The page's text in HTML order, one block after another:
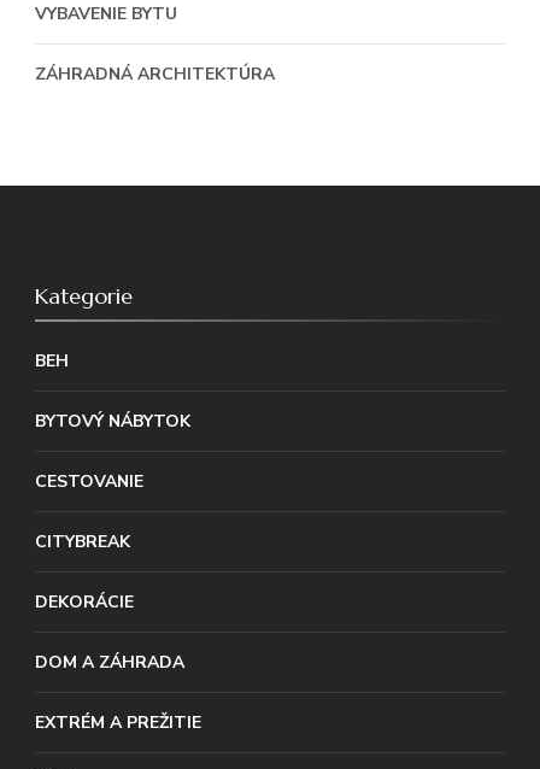
VYBAVENIE BYTU
ZÁHRADNÁ ARCHITEKTÚRA
Kategorie
BEH
BYTOVÝ NÁBYTOK
CESTOVANIE
CITYBREAK
DEKORÁCIE
DOM A ZÁHRADA
EXTRÉM A PREŽITIE